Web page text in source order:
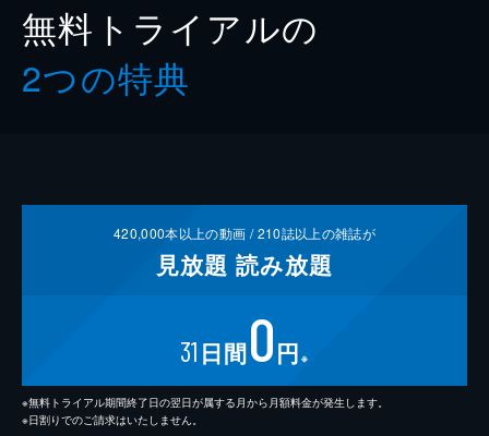
無料トライアルの
2つの特典
420,000本以上の動画 /210誌以上の雑誌が
見放題 読み放題
31 日間0円 ※
※無料トライアル期間終了日の翌日が属する月から月額料金が発生します。
※日割りでのご請求はいたしません。